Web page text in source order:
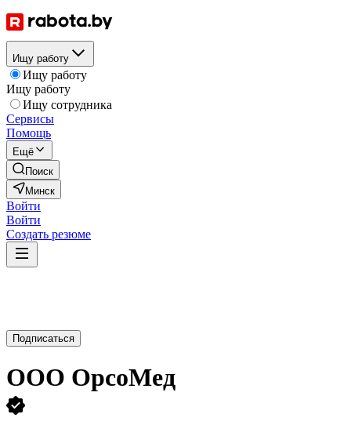
Ищу работу
Ищу работу
Ищу работу
Ищу сотрудника
Сервисы
Помощь
Ещё
Поиск
Минск
Войти
Войти
Создать резюме
Подписаться
ООО ОрсоМед